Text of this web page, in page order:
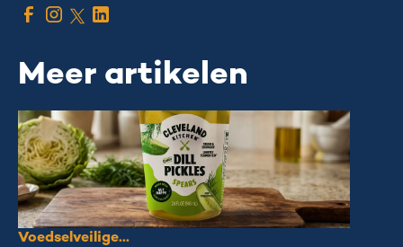
Meer artikelen
Voedselveilige...